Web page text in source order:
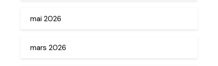
mai 2026
mars 2026